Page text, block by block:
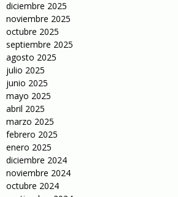
diciembre 2025
noviembre 2025
octubre 2025
septiembre 2025
agosto 2025
julio 2025
junio 2025
mayo 2025
abril 2025
marzo 2025
febrero 2025
enero 2025
diciembre 2024
noviembre 2024
octubre 2024